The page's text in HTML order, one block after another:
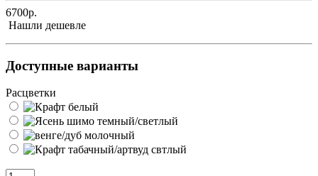
6700р.
Нашли дешевле
Доступные варианты
Расцветки